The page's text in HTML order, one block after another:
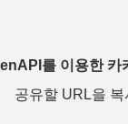
를 이용한 카
공유할 URL을